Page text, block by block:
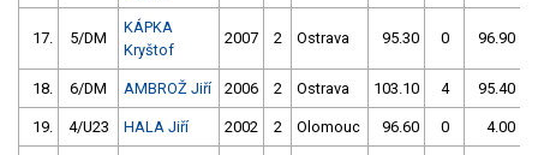
17. 5/DM
KÁPKA
Kryštof
2007 2 Ostrava 95.30 0 96.90
18. 6/DM AMBROŽ Jiří 2006 2 Ostrava 103.10 4 95.40
19. 4/U23 HALA Jiří 2002 2 Olomouc 96.60 0 4.00